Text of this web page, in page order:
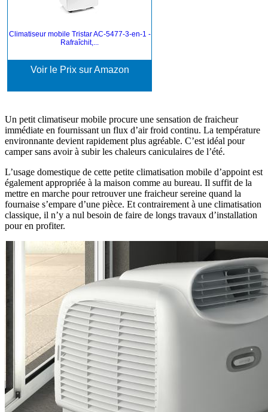
Climatiseur mobile Tristar AC-5477-3-en-1 -
Rafraîchit,...
Voir le Prix sur Amazon
Un petit climatiseur mobile procure une sensation de fraicheur
immédiate en fournissant un flux d’air froid continu. La température
environnante devient rapidement plus agréable. C’est idéal pour
camper sans avoir à subir les chaleurs caniculaires de l’été.
L’usage domestique de cette petite climatisation mobile d’appoint est
également appropriée à la maison comme au bureau. Il suffit de la
mettre en marche pour retrouver une fraicheur sereine quand la
fournaise s’empare d’une pièce. Et contrairement à une climatisation
classique, il n’y a nul besoin de faire de longs travaux d’installation
pour en profiter.